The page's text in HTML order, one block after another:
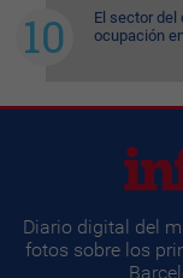
El sector del
ocupación
Diario digital del
fotos sobre los